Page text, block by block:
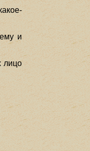
и
лицо